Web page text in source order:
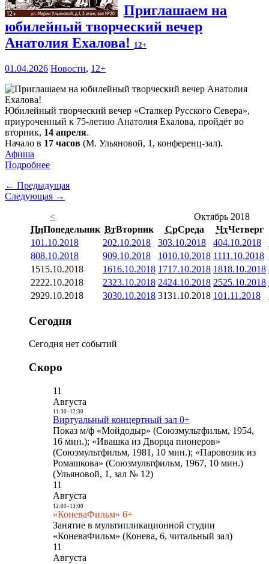
Приглашаем на
юбилейный творческий вечер
Анатолия Ехалова! 12+
01.04.2026 Новости, 12+
Юбилейный творческий вечер «Сталкер Русского Севера»,
приуроченный к 75-летию Анатолия Ехалова, пройдёт во
вторник, 14 апреля.
Начало в 17 часов (М. Ульяновой, 1, конференц-зал).
Афиша
Подробнее
← Предыдущая
Следующая →
<
Октябрь 2018
ПнПонедельник ВтВторник СрСреда ЧтЧетверг
101.10.2018 202.10.2018 303.10.2018 404.10.2018
808.10.2018 909.10.2018 1010.10.2018 1111.10.2018
1515.10.2018 1616.10.2018 1717.10.2018 1818.10.2018
2222.10.2018 2323.10.2018 2424.10.2018 2525.10.2018
2929.10.2018 3030.10.2018 3131.10.2018 101.11.2018
Сегодня
Сегодня нет событий
Скоро
11
Августа
11:30- 12:30
Виртуальный концертный зал 0+
Показ м/ф «Мойдодыр» (Союзмультфильм, 1954,
16 мин.); «Ивашка из Дворца пионеров»
(Союзмультфильм, 1981, 10 мин.); «Паровозик из
Ромашкова» (Союзмультфильм, 1967, 10 мин.)
(Ульяновой, 1, зал № 12)
11
Августа
12:00- 13:00
«КоневаФильм» 6+
Занятие в мультипликационной студии
«КоневаФильм» (Конева, 6, читальный зал)
11
Августа